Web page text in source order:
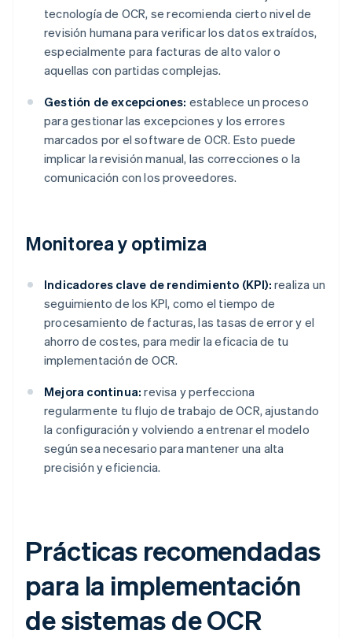
tecnología de OCR, se recomienda cierto nivel de
revisión humana para verificar los datos extraídos,
especialmente para facturas de alto valor o
aquellas con partidas complejas.
Gestión de excepciones: establece un proceso
para gestionar las excepciones y los errores
marcados por el software de OCR. Esto puede
implicar la revisión manual, las correcciones o la
comunicación con los proveedores.
Monitorea y optimiza
Indicadores clave de rendimiento (KPI): realiza un
seguimiento de los KPI, como el tiempo de
procesamiento de facturas, las tasas de error y el
ahorro de costes, para medir la eficacia de tu
implementación de OCR.
Mejora continua: revisa y perfecciona
regularmente tu flujo de trabajo de OCR, ajustando
la configuración y volviendo a entrenar el modelo
según sea necesario para mantener una alta
precisión y eficiencia.
Prácticas recomendadas
para la implementación
de sistemas de OCR